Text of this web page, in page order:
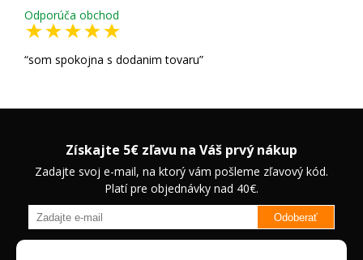
Odporúča obchod
som spokojna s dodanim tovaru
Získajte 5€ zľavu na Váš prvý nákup
Zadajte svoj e-mail, na ktorý vám pošleme zľavový kód.
Platí pre objednávky nad 40€.
Odoberať